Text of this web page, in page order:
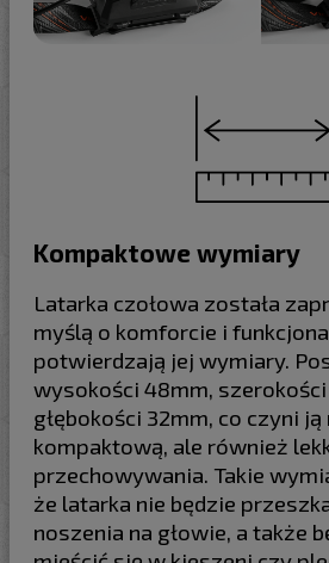
Kompaktowe wymiary
Latarka czołowa została
myślą o komforcie i
potwierdzają jej wymiary.
wysokości 48mm,
głębokości 32mm, co czyni
kompaktową, ale również
przechowywania. Takie
że latarka nie będzie
noszenia na głowie, a także